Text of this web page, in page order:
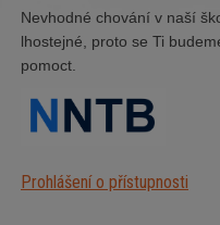
Nevhodné chování v naší
lhostejné, proto se Ti
pomoct.
Prohlášení o přístupnosti